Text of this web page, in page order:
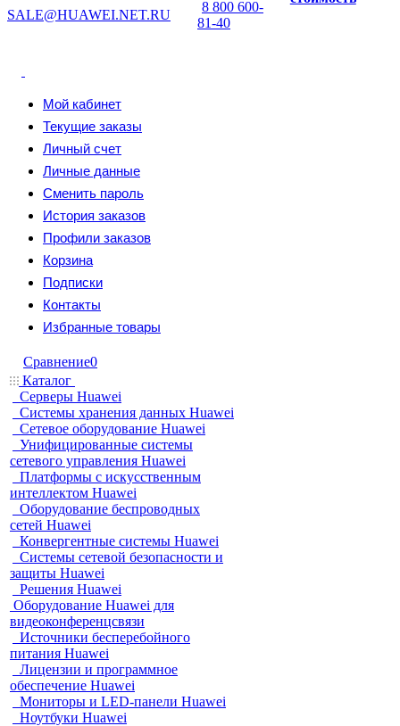
SALE@HUAWEI.NET.RU
8 800 600-
81-40
Мой кабинет
Текущие заказы
Личный счет
Личные данные
Сменить пароль
История заказов
Профили заказов
Корзина
Подписки
Контакты
Избранные товары
Сравнение0
Каталог
Серверы Huawei
Системы хранения данных Huawei
Сетевое оборудование Huawei
Унифицированные системы
сетевого управления Huawei
Платформы с искусственным
интеллектом Huawei
Оборудование беспроводных
сетей Huawei
Конвергентные системы Huawei
Системы сетевой безопасности и
защиты Huawei
Решения Huawei
Оборудование Huawei для
видеоконференцсвязи
Источники бесперебойного
питания Huawei
Лицензии и программное
обеспечение Huawei
Мониторы и LED-панели Huawei
Ноутбуки Huawei